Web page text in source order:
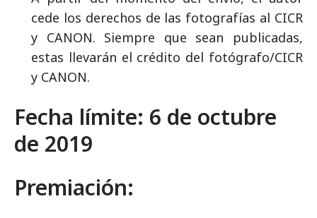
cede los derechos de las fotografías al CICR
y CANON. Siempre que sean publicadas,
estas llevarán el crédito del fotógrafo/CICR
y CANON.
Fecha límite: 6 de octubre
de 2019
Premiación: